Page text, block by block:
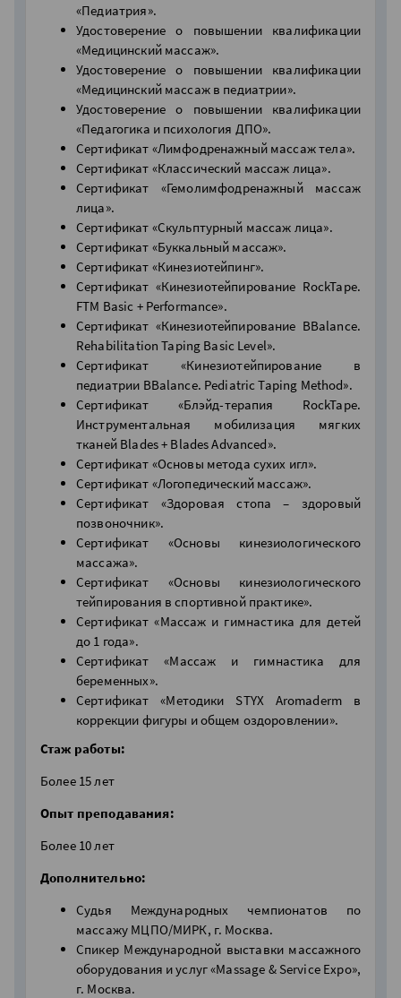
«Педиатрия».
Удостоверение о повышении квалификации
«Медицинский массаж».
Удостоверение о повышении квалификации
«Медицинский массаж в педиатрии».
Удостоверение о повышении квалификации
«Педагогика и психология ДПО».
Сертификат «Лимфодренажный массаж тела».
Сертификат «Классический массаж лица».
Сертификат «Гемолимфодренажный массаж
лица».
Сертификат «Скульптурный массаж лица».
Сертификат «Буккальный массаж».
Сертификат «Кинезиотейпинг».
Сертификат «Кинезиотейпирование RockTape.
FTM Basic + Performance».
Сертификат «Кинезиотейпирование BBalance.
Rehabilitation Taping Basic Level».
Сертификат «Кинезиотейпирование в
педиатрии BBalance. Pediatric Taping Method».
Сертификат «Блэйд-терапия RockTape.
Инструментальная мобилизация мягких
тканей Blades + Blades Advanced».
Сертификат «Основы метода сухих игл».
Сертификат «Логопедический массаж».
Сертификат «Здоровая стопа – здоровый
позвоночник».
Сертификат «Основы кинезиологического
массажа».
Сертификат «Основы кинезиологического
тейпирования в спортивной практике».
Сертификат «Массаж и гимнастика для детей
до 1 года».
Сертификат «Массаж и гимнастика для
беременных».
Сертификат «Методики STYX Aromaderm в
коррекции фигуры и общем оздоровлении».
Стаж работы:
Более 15 лет
Опыт преподавания:
Более 10 лет
Дополнительно:
Судья Международных чемпионатов по
массажу МЦПО/МИРК, г. Москва.
Спикер Международной выставки массажного
оборудования и услуг «Massage & Service Expo»,
г. Москва.